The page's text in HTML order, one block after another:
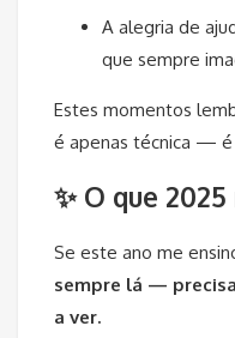
A alegria de
que sempre
Estes momentos
é apenas técnica —
✨ O que
Se este ano me
sempre lá —
a ver.